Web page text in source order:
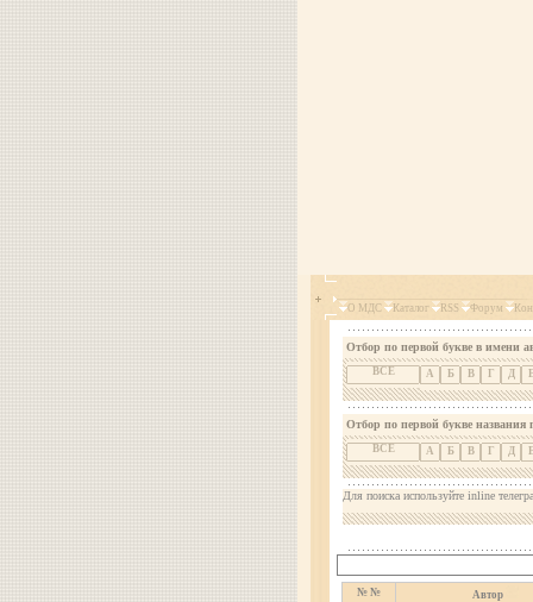
О МДС Каталог RSS Форум
Отбор по первой букве в имени
ВСЕ А Б В Г Д
Отбор по первой букве названия
ВСЕ А Б В Г Д
Для поиска используйте inline
№ № Автор